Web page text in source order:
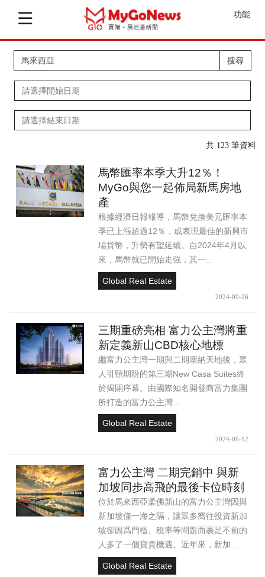
功能
搜尋
共 123 筆資料
馬幣匯率本季大升12％！
MyGo與您一起佈局新馬房地
產
根據經濟日報報導，馬幣兌換美元匯率本
季已上漲超過12％，成表現最佳的新興市
場貨幣，升勢有望延續。自2024年4月以
來，馬幣就已開始走強，其一...
Global Real Estate
2024-09-26
三期重磅亮相 富力公主灣將重
新定義新山CBD核心地標
繼富力公主灣一期與二期塞納天地後，眾
人引頸期盼的第三期New Casa Suites終
於揭開序幕。由國際知名開發商富力集團
所打造的富力公主灣...
Global Real Estate
2024-09-12
富力公主灣 二期完銷中 與新
加坡同步高飛的最後卡位時刻
位於馬來西亞柔佛新山的富力公主灣因與
新加坡僅一海之隔，讓眾多嚮往投資新加
坡卻因爲門檻、稅率等問題而裹足不前的
人多了一個寶貴機遇。近年來，新加...
Global Real Estate